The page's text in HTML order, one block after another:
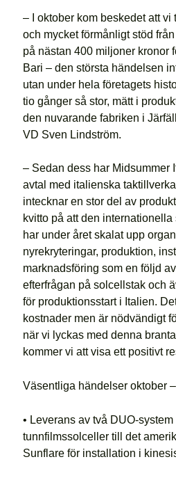
– I oktober kom beskedet att vi
och mycket förmånligt stöd
på nästan 400 miljoner kronor
Bari – den största händelsen
utan under hela företagets
tio gånger så stor, mätt i
den nuvarande fabriken i
VD Sven Lindström.
– Sedan dess har Midsummer
avtal med italienska
intecknar en stor del av
kvitto på att den
har under året skalat upp
nyrekryteringar, produktion,
marknadsföring som en följd
efterfrågan på solcellstak och
för produktionsstart i Italien.
kostnader men är nödvändigt
när vi lyckas med denna
kommer vi att visa ett positivt
Väsentliga händelser oktober
• Leverans av två DUO-
tunnfilmssolceller till det
Sunflare för installation i